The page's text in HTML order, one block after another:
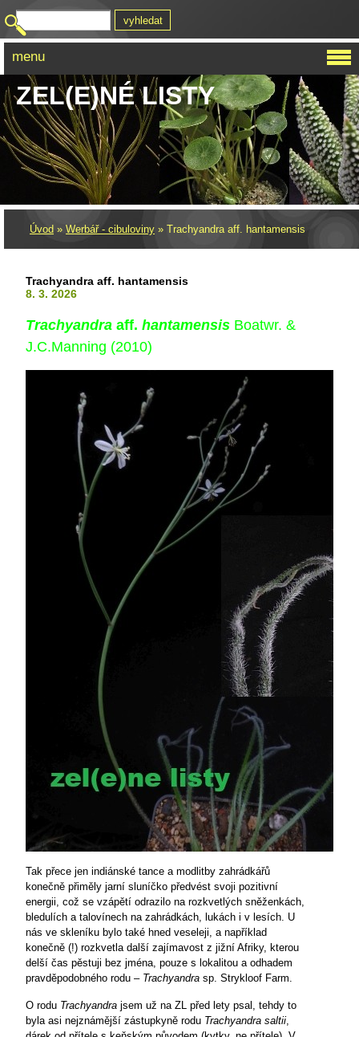
ZEL(E)NÉ LISTY
Úvod » Werbář - cibuloviny » Trachyandra aff. hantamensis
Trachyandra aff. hantamensis
8. 3. 2026
Trachyandra aff. hantamensis Boatwr. &
J.C.Manning (2010)
Tak přece jen indiánské tance a modlitby zahrádkářů
konečně přiměly jarní sluníčko předvést svoji pozitivní
energii, což se vzápětí odrazilo na rozkvetlých sněženkách,
bledulích a talovínech na zahrádkách, lukách i v lesích. U
nás ve skleníku bylo také hned veseleji, a například
konečně (!) rozkvetla další zajímavost z jižní Afriky, kterou
delší čas pěstuji bez jména, pouze s lokalitou a odhadem
pravděpodobného rodu – Trachyandra sp. Strykloof Farm.
O rodu Trachyandra jsem už na ZL před lety psal, tehdy to
byla asi nejznámější zástupkyně rodu Trachyandra saltii,
menu